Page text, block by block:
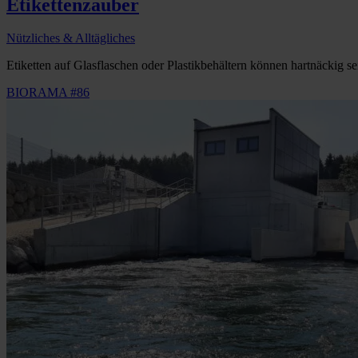
Etikettenzauber
Nützliches & Alltägliches
Etiketten auf Glasflaschen oder Plastikbehältern können hartnäckig
BIORAMA #86